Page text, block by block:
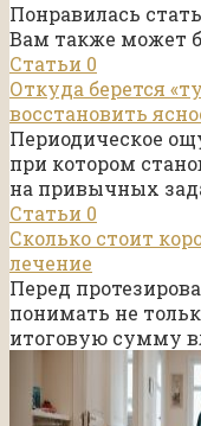
Понравилась
Вам также может
Статьи 0
Откуда берется
восстановить
Периодическое
при котором
на привычных
Статьи 0
Сколько стоит
лечение
Перед
понимать не
итоговую сумму